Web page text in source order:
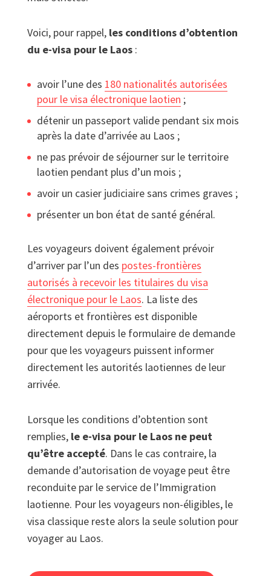
Voici, pour rappel, les conditions d’obtention
du e-visa pour le Laos :
avoir l’une des 180 nationalités autorisées
pour le visa électronique laotien ;
détenir un passeport valide pendant six mois
après la date d’arrivée au Laos ;
ne pas prévoir de séjourner sur le territoire
laotien pendant plus d’un mois ;
avoir un casier judiciaire sans crimes graves ;
présenter un bon état de santé général.
Les voyageurs doivent également prévoir
d’arriver par l’un des postes-frontières
autorisés à recevoir les titulaires du visa
électronique pour le Laos. La liste des
aéroports et frontières est disponible
directement depuis le formulaire de demande
pour que les voyageurs puissent informer
directement les autorités laotiennes de leur
arrivée.
Lorsque les conditions d’obtention sont
remplies, le e-visa pour le Laos ne peut
qu’être accepté. Dans le cas contraire, la
demande d’autorisation de voyage peut être
reconduite par le service de l’Immigration
laotienne. Pour les voyageurs non-éligibles, le
visa classique reste alors la seule solution pour
voyager au Laos.